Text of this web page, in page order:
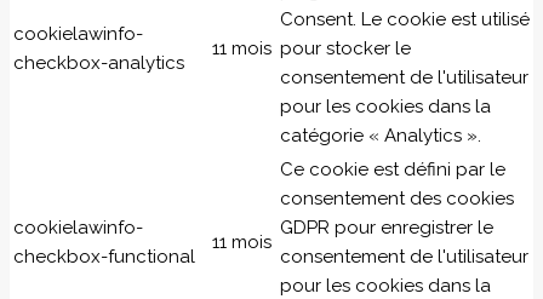
cookielawinfo-
checkbox-analytics
11 mois
Consent. Le cookie est utilisé
pour stocker le
consentement de l'utilisateur
pour les cookies dans la
catégorie « Analytics ».
cookielawinfo-
checkbox-functional
11 mois
Ce cookie est défini par le
consentement des cookies
GDPR pour enregistrer le
consentement de l'utilisateur
pour les cookies dans la